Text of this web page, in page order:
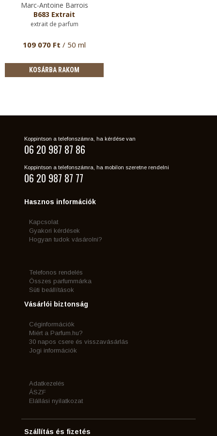
Marc-Antoine Barrois
B683 Extrait
extrait de parfum
109 070 Ft / 50 ml
KOSÁRBA RAKOM
Koppintson a telefonszámra, ha kérdése van
06 20 987 87 86
Koppintson a telefonszámra, ha mobilon szeretne rendelni
06 20 987 87 77
Hasznos információk
Kapcsolat
Gyakori kérdések
Hogyan tudok vásárolni?
Telefonos rendelés
Összes parfummárka
Süti beállítások
Vásárlói biztonság
Céginformációk
Miért a Parfum.hu?
30 napos csere és visszavásárlás
Jogi információk
Adatkezelés
ÁSZF
Elállási nyilatkozat
Szállítás és fizetés